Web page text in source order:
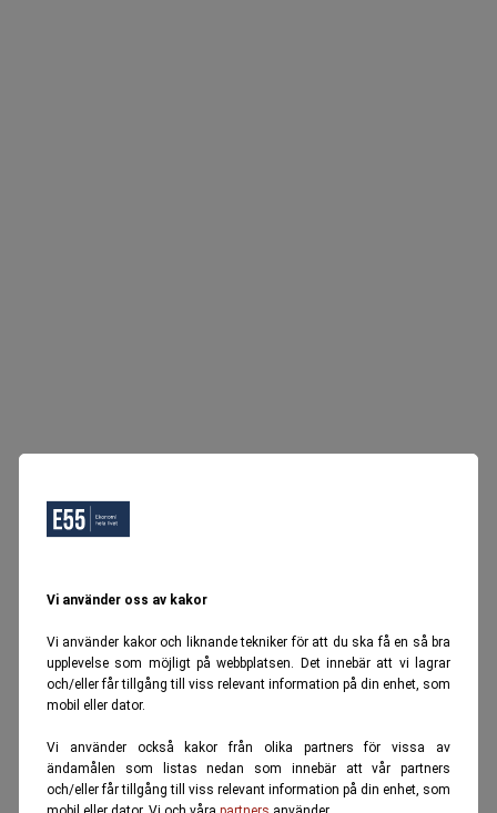
Vi använder oss av kakor
Vi använder kakor och liknande tekniker för att du ska få en så bra
upplevelse som möjligt på webbplatsen. Det innebär att vi lagrar
och/eller får tillgång till viss relevant information på din enhet, som
mobil eller dator.
Vi använder också kakor från olika partners för vissa av
ändamålen som listas nedan som innebär att vår partners
och/eller får tillgång till viss relevant information på din enhet, som